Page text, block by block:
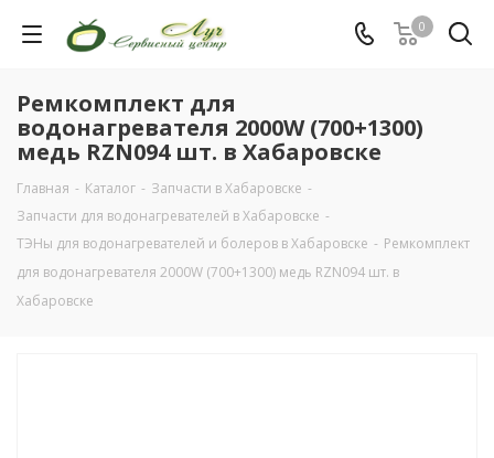
0
Ремкомплект для
водонагревателя 2000W (700+1300)
медь RZN094 шт. в Хабаровске
Главная - Каталог - Запчасти в Хабаровске -
Запчасти для водонагревателей в Хабаровске -
ТЭНы для водонагревателей и болеров в Хабаровске - Ремкомплект
для водонагревателя 2000W (700+1300) медь RZN094 шт. в
Хабаровске